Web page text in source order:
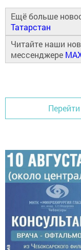
Ещё больше
Татарстан
Читайте наши
мессенджере